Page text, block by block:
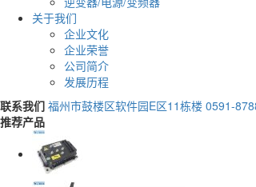
关于我们
企业文化
企业荣誉
公司简介
发展历程
联系我们 福州市鼓楼区软件园E区11栋楼 0591-
推荐产品